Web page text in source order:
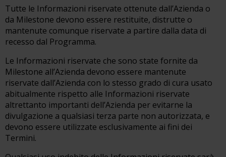
Tutte le Informazioni riservate ottenute dall’Azienda o
da Milestone devono essere restituite, distrutte o
mantenute comunque riservate a partire dalla data di
recesso dal Programma.
Le Informazioni riservate che sono state fornite da
Milestone all’Azienda devono essere mantenute
riservate dall’Azienda con lo stesso grado di cura usato
abitualmente rispetto alle Informazioni riservate
altrettanto importanti dell’Azienda per evitarne la
divulgazione a qualsiasi terza parte non autorizzata, e
devono essere utilizzate esclusivamente ai fini dei
Termini.